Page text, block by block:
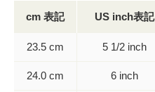
cm 表記 US inch表記
23.5 cm 5 1/2 inch
24.0 cm 6 inch